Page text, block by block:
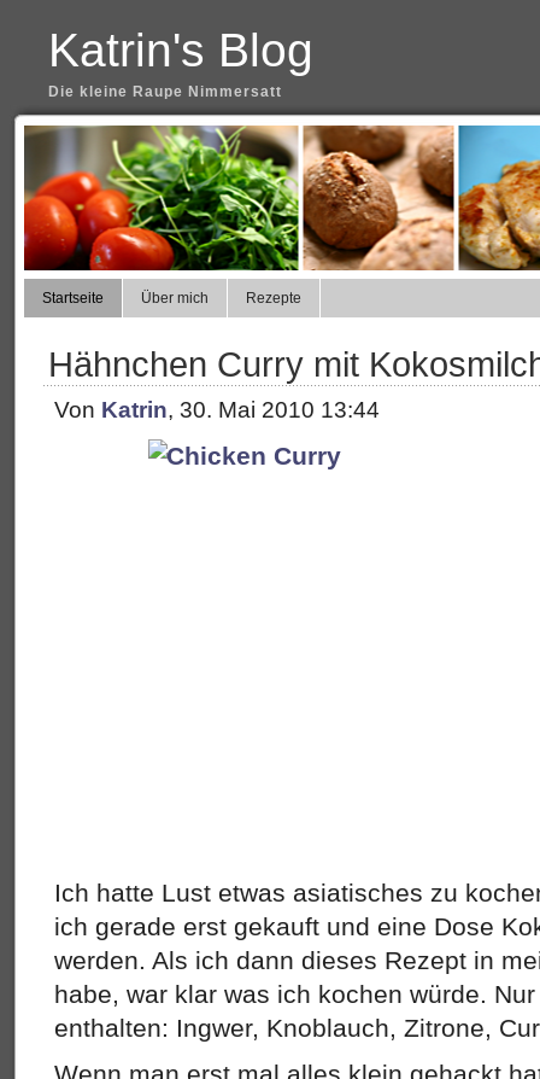
Katrin's Blog
Die kleine Raupe Nimmersatt
Startseite Über mich Rezepte
Hähnchen Curry mit
Von Katrin, 30. Mai 2010 13:44
Ich hatte Lust etwas asiatisches zu
ich gerade erst gekauft und eine Dose
werden. Als ich dann dieses Rezept in
habe, war klar was ich kochen würde.
enthalten: Ingwer, Knoblauch, Zitrone,